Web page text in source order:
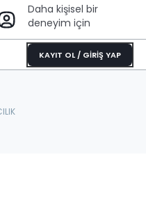
Daha kişisel bir
deneyim için
KAYIT OL / GİRİŞ YAP